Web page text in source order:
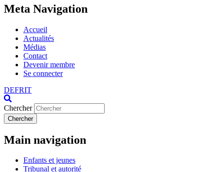
Meta Navigation
Accueil
Actualités
Médias
Contact
Devenir membre
Se connecter
DEFRIT
Chercher
Chercher
Main navigation
Enfants et jeunes
Tribunal et autorité